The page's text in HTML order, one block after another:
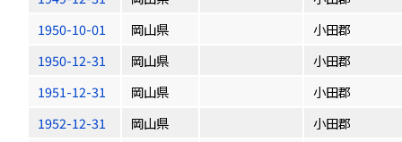
1950-10-01
岡山県
小田郡
1950-12-31
岡山県
小田郡
1951-12-31
岡山県
小田郡
1952-12-31
岡山県
小田郡